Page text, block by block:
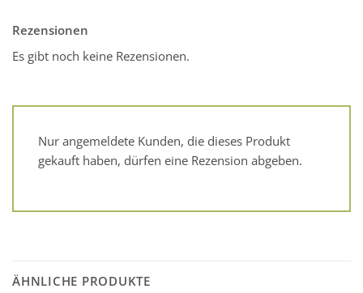
Rezensionen
Es gibt noch keine Rezensionen.
Nur angemeldete Kunden, die dieses Produkt
gekauft haben, dürfen eine Rezension abgeben.
ÄHNLICHE PRODUKTE